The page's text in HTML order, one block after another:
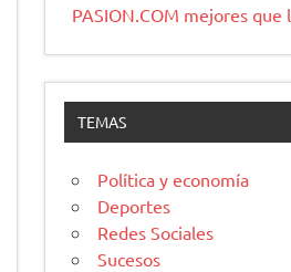
PASION.COM mejores que
TEMAS
Política y economía
Deportes
Redes Sociales
Sucesos